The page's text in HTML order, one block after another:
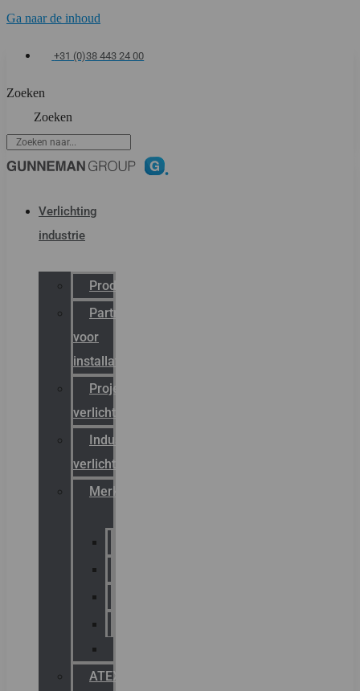
Ga naar de inhoud
+31 (0)38 443 24 00
Zoeken
Zoeken
Verlichting
industrie
Productcatalogus
Partner
voor
installateurs
Projectreferenties
verlichting
Industriële
verlichting
Merken
ATEX